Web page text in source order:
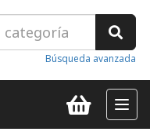
Búsqueda avanzada